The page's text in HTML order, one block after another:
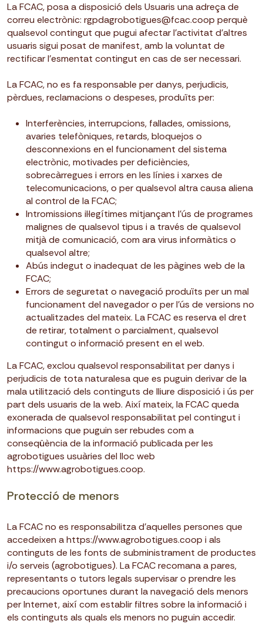
La FCAC, posa a disposició dels Usuaris una adreça de
correu electrònic: rgpdagrobotigues@fcac.coop perquè
qualsevol contingut que pugui afectar l’activitat d’altres
usuaris sigui posat de manifest, amb la voluntat de
rectificar l’esmentat contingut en cas de ser necessari.
La FCAC, no es fa responsable per danys, perjudicis,
pèrdues, reclamacions o despeses, produïts per:
Interferències, interrupcions, fallades, omissions,
avaries telefòniques, retards, bloquejos o
desconnexions en el funcionament del sistema
electrònic, motivades per deficiències,
sobrecàrregues i errors en les línies i xarxes de
telecomunicacions, o per qualsevol altra causa aliena
al control de la FCAC;
Intromissions il·legítimes mitjançant l’ús de programes
malignes de qualsevol tipus i a través de qualsevol
mitjà de comunicació, com ara virus informàtics o
qualsevol altre;
Abús indegut o inadequat de les pàgines web de la
FCAC;
Errors de seguretat o navegació produïts per un mal
funcionament del navegador o per l’ús de versions no
actualitzades del mateix. La FCAC es reserva el dret
de retirar, totalment o parcialment, qualsevol
contingut o informació present en el web.
La FCAC, exclou qualsevol responsabilitat per danys i
perjudicis de tota naturalesa que es puguin derivar de la
mala utilització dels continguts de lliure disposició i ús per
part dels usuaris de la web. Així mateix, la FCAC queda
exonerada de qualsevol responsabilitat pel contingut i
informacions que puguin ser rebudes com a
conseqüència de la informació publicada per les
agrobotigues usuàries del lloc web
https://www.agrobotigues.coop.
Protecció de menors
La FCAC no es responsabilitza d’aquelles persones que
accedeixen a https://www.agrobotigues.coop i als
continguts de les fonts de subministrament de productes
i/o serveis (agrobotigues). La FCAC recomana a pares,
representants o tutors legals supervisar o prendre les
precaucions oportunes durant la navegació dels menors
per Internet, així com establir filtres sobre la informació i
els continguts als quals els menors no puguin accedir.